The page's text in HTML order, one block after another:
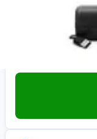
+ 40 kr fragt
kr